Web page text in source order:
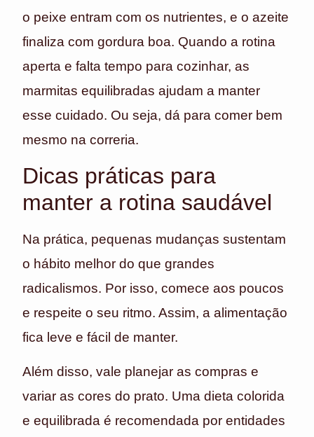
o peixe entram com os nutrientes, e o azeite
finaliza com gordura boa. Quando a rotina
aperta e falta tempo para cozinhar, as
marmitas equilibradas ajudam a manter
esse cuidado. Ou seja, dá para comer bem
mesmo na correria.
Dicas práticas para
manter a rotina saudável
Na prática, pequenas mudanças sustentam
o hábito melhor do que grandes
radicalismos. Por isso, comece aos poucos
e respeite o seu ritmo. Assim, a alimentação
fica leve e fácil de manter.
Além disso, vale planejar as compras e
variar as cores do prato. Uma dieta colorida
e equilibrada é recomendada por entidades